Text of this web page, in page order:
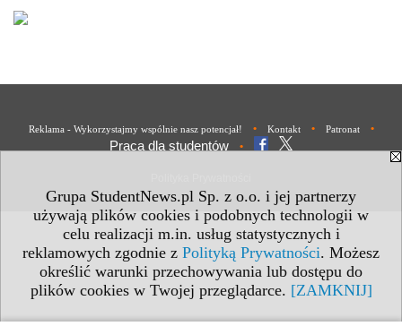
Grupa StudentNews.pl Sp. z o.o. i jej partnerzy
używają plików cookies i podobnych technologii w
celu realizacji m.in. usług statystycznych i
reklamowych zgodnie z Polityką Prywatności. Możesz
określić warunki przechowywania lub dostępu do
plików cookies w Twojej przeglądarce. [ZAMKNIJ]
Reklama - Wykorzystajmy wspólnie nasz potencjał! • Kontakt • Patronat •
Praca dla studentów •